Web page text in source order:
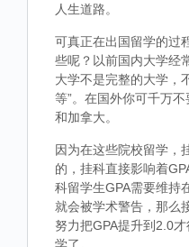
人生道路。
可真正在出国留学的过
些呢？以前国内大学经
大学不是完整的大学，
等”。在国外你可千万
和加拿大。
因为在这些院校留学，
的，挂科直接影响着
科留学生GPA需要维持
就会被学术警告，那么
努力把GPA提升到2.0